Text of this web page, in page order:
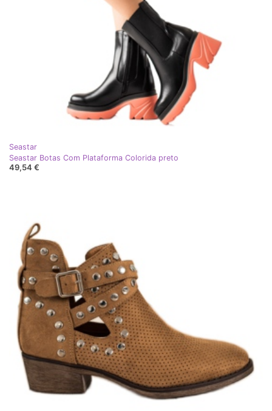
Seastar
Seastar Botas Com Plataforma Colorida preto
49,54 €